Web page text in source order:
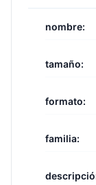
nombre:
tamaño:
formato:
familia: